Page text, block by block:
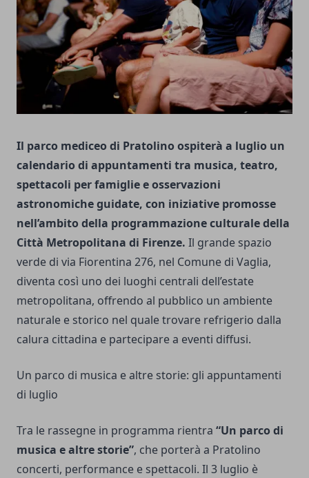
Il parco mediceo di Pratolino ospiterà a luglio un
calendario di appuntamenti tra musica, teatro,
spettacoli per famiglie e osservazioni
astronomiche guidate, con iniziative promosse
nell’ambito della programmazione culturale della
Città Metropolitana di Firenze. Il grande spazio
verde di via Fiorentina 276, nel Comune di Vaglia,
diventa così uno dei luoghi centrali dell’estate
metropolitana, offrendo al pubblico un ambiente
naturale e storico nel quale trovare refrigerio dalla
calura cittadina e partecipare a eventi diffusi.
Un parco di musica e altre storie: gli appuntamenti
di luglio
Tra le rassegne in programma rientra “Un parco di
musica e altre storie”, che porterà a Pratolino
concerti, performance e spettacoli. Il 3 luglio è